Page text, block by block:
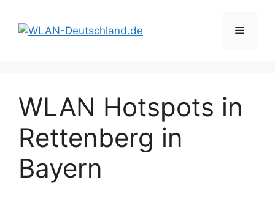
Inhalt
springen
Menü
WLAN Hotspots in
Rettenberg in
Bayern